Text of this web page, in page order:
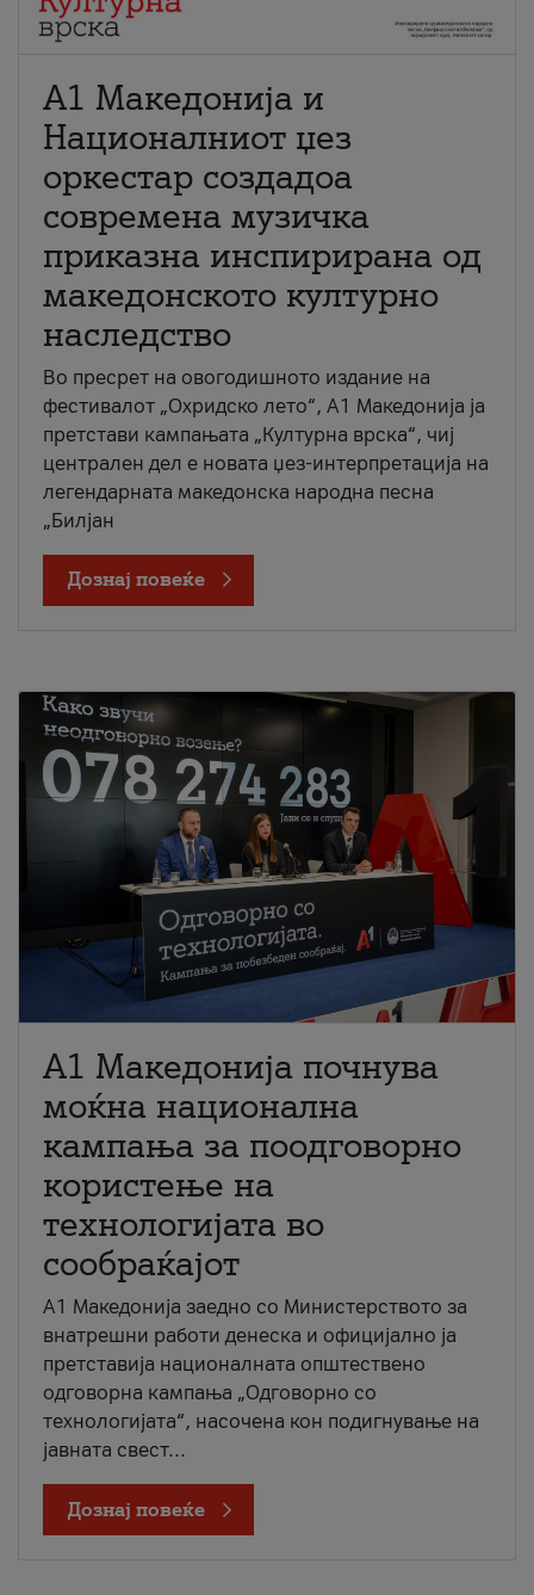
А1 Македонија и
Националниот џез
оркестар создадоа
современа музичка
приказна инспирирана од
македонското културно
наследство
Во пресрет на овогодишното издание на
фестивалот „Охридско лето“, А1 Македонија ја
претстави кампањата „Културна врска“, чиј
централен дел е новата џез-интерпретација на
легендарната македонска народна песна
„Билјан
Дознај повеќе
A1 Македонија почнува
моќна национална
кампања за поодговорно
користење на
технологијата во
сообраќајот
A1 Македонија заедно со Министерството за
внатрешни работи денеска и официјално ја
претставија националната општествено
одговорна кампања „Одговорно со
технологијата“, насочена кон подигнување на
јавната свест...
Дознај повеќе